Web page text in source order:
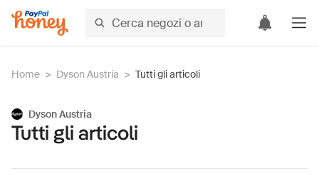
Home > Dyson Austria > Tutti gli articoli
Dyson Austria
Tutti gli articoli